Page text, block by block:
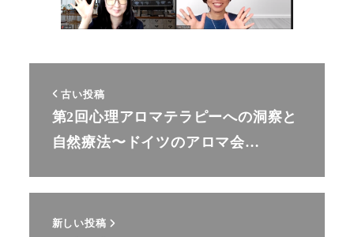
古い投稿
第2回心理アロマテラピーへの洞察と
自然療法〜ドイツのアロマ会…
新しい投稿